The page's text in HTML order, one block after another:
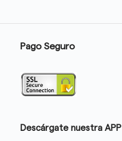
Pago Seguro
Descárgate nuestra APP